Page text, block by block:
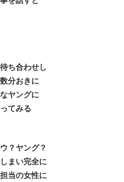
ち合わせし
分おきに
ヤングに
てみる
？ヤング？
まい完全に
当の女性に